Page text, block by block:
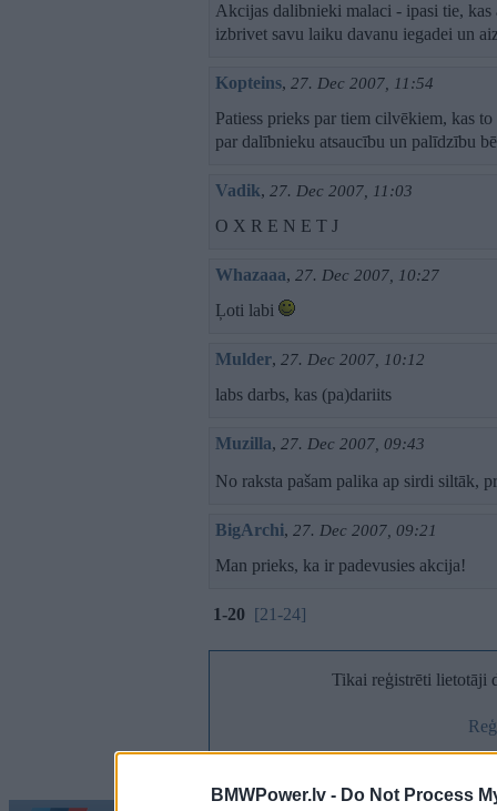
BMWPower.lv - Do Not Process
Akcijas dalibnieki malaci - ipasi tie,
izbrivet savu laiku davanu iegadei un
Kopteins, 27. Dec 2007, 11:54
Patiess prieks par tiem cilvēkiem, kas
par dalībnieku atsaucību un palīdzību
Vadik, 27. Dec 2007, 11:03
O X R E N E T J
Whazaaa, 27. Dec 2007, 10:27
Ļoti labi
Mulder, 27. Dec 2007, 10:12
labs darbs, kas (pa)dariits
Muzilla, 27. Dec 2007, 09:43
No raksta pašam palika ap sirdi siltāk,
BigArchi, 27. Dec 2007, 09:21
Man prieks, ka ir padevusies akcija!
1-20 [21-24]
Tikai reģistrēti lietotāji